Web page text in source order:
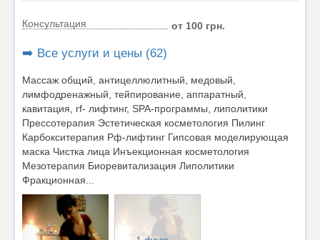
Консультация от 100 грн.
➡️ Все услуги и цены (62)
Массаж общий, антицеллюлитный, медовый,
лимфодренажный, тейпирование, аппаратный,
кавитация, rf- лифтинг, SPA-программы, липолитики
Прессотерапия Эстетическая косметология Пилинг
Карбокситерапия Рф-лифтинг Гипсовая моделирующая
маска Чистка лица Инъекционная косметология
Мезотерапия Биоревитализация Липолитики
Фракционная...